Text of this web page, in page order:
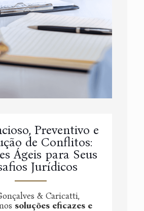
Preventivo e
de Conflitos:
Ágeis para Seus
Jurídicos
& Caricatti,
soluções eficazes e